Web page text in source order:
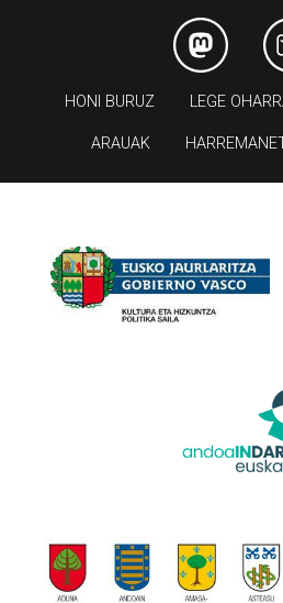
HONI BURUZ LEGE
ARAUAK